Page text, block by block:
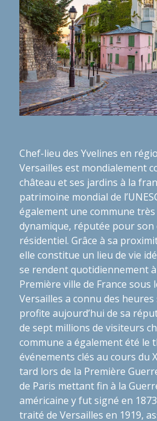
Chef-lieu des Yvelines en
Versailles est mondialement
château et ses jardins à la
patrimoine mondial de
également une commune
dynamique, réputée pour son
résidentiel. Grâce à sa
elle constitue un lieu de vie
se rendent quotidiennement à
Première ville de France sous
Versailles a connu des
profite aujourd’hui de sa
de sept millions de visiteurs
commune a également été le
événements clés au cours du
tard lors de la Première
de Paris mettant fin à la
américaine y fut signé en
traité de Versailles en 1919,